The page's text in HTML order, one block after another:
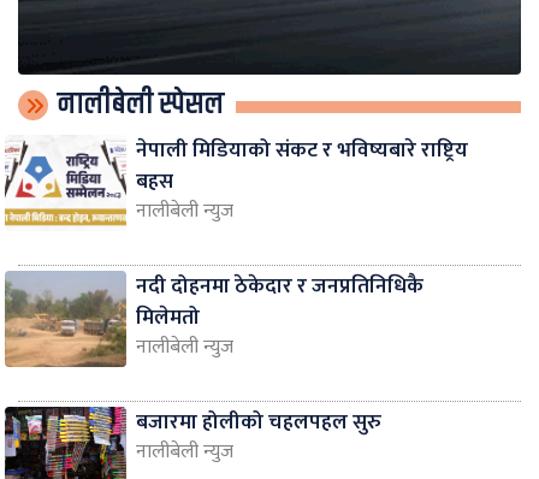
नालीबेली स्पेसल
नेपाली मिडियाको संकट र भविष्यबारे राष्ट्रिय
बहस
नालीबेली न्युज
नदी दोहनमा ठेकेदार र जनप्रतिनिधिकै
मिलेमतो
नालीबेली न्युज
बजारमा होलीको चहलपहल सुरु
नालीबेली न्युज